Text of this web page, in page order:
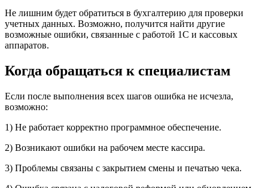
Не лишним будет обратиться в бухгалтерию для проверки
учетных данных. Возможно, получится найти другие
возможные ошибки, связанные с работой 1С и кассовых
аппаратов.
Когда обращаться к специалистам
Если после выполнения всех шагов ошибка не исчезла,
возможно:
1) Не работает корректно программное обеспечение.
2) Возникают ошибки на рабочем месте кассира.
3) Проблемы связаны с закрытием смены и печатью чека.